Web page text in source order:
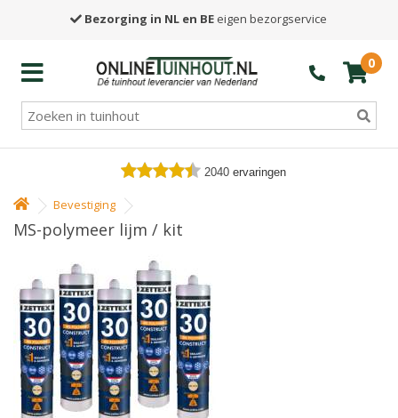
Bezorging in NL en BE eigen bezorgservice
0
2040 ervaringen
Bevestiging
MS-polymeer lijm / kit